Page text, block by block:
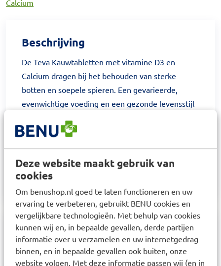
Deze website maakt gebruik van
cookies
Om benushop.nl goed te laten functioneren en uw
ervaring te verbeteren, gebruikt BENU cookies en
vergelijkbare technologieën. Met behulp van cookies
kunnen wij en, in bepaalde gevallen, derde partijen
informatie over u verzamelen en uw internetgedrag
binnen, en in bepaalde gevallen ook buiten, onze
website volgen. Met deze informatie passen wij (en in
Calcium
Beschrijving
De Teva Kauwtabletten met vitamine D3 en
Calcium dragen bij het behouden van sterke
botten en soepele spieren. Een gevarieerde,
evenwichtige voeding en een gezonde levensstijl
vervanging van een gevarieerde voeding.
Gebruik
Een kauwtablet per dag, tijdens of direct na de
maaltijd.
Samenstelling
Calciumcarbonaat, zoetstoffen: isomalt en